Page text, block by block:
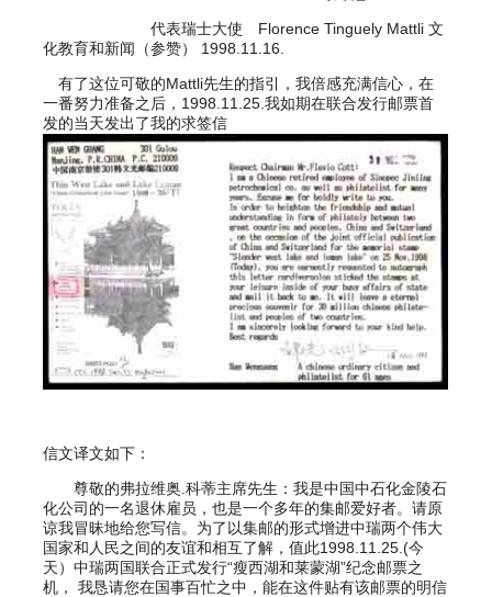
代表瑞士大使 Florence Tinguely Mattli 文
化教育和新闻（参赞） 1998.11.16.
有了这位可敬的Mattli先生的指引，我倍感充满信心，在
一番努力准备之后，1998.11.25.我如期在联合发行邮票首
发的当天发出了我的求签信
信文译文如下：
尊敬的弗拉维奥.科蒂主席先生：我是中国中石化金陵石
化公司的一名退休雇员，也是一个多年的集邮爱好者。请原
谅我冒昧地给您写信。为了以集邮的形式增进中瑞两个伟大
国家和人民之间的友谊和相互了解，值此1998.11.25.(今
天）中瑞两国联合正式发行“瘦西湖和莱蒙湖”纪念邮票之
机， 我恳请您在国事百忙之中，能在这件贴有该邮票的明信